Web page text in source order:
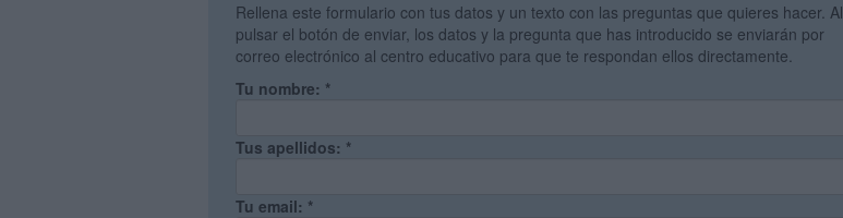
Rellena este formulario con tus datos y un texto con las preguntas que quieres hacer. Al
pulsar el botón de enviar, los datos y la pregunta que has introducido se enviarán por
correo electrónico al centro educativo para que te respondan ellos directamente.
Tu nombre: *
Tus apellidos: *
Tu email: *